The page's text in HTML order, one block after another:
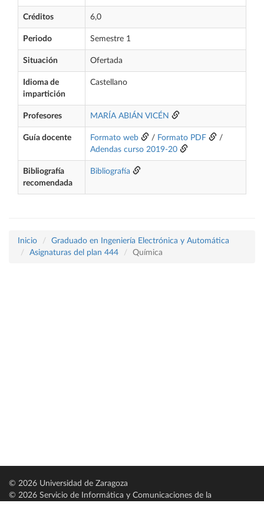
Créditos 6,0
Periodo Semestre 1
Situación Ofertada
Idioma de
impartición
Castellano
Profesores MARÍA ABIÁN VICÉN
Guía docente Formato web / Formato PDF
/
Adendas curso 2019-20
Bibliografía
recomendada
Bibliografía
Inicio
Graduado en Ingeniería Electrónica y Automática
Asignaturas del plan 444
Química
© 2026 Universidad de Zaragoza
© 2026 Servicio de Informática y Comunicaciones de la